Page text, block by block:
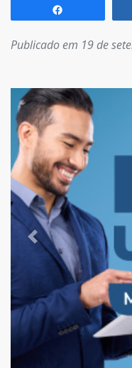
Publicado em 19 de
Previous